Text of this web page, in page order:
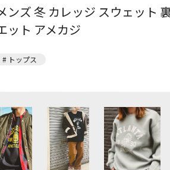
ンズ 冬 カレッジ スウェット
ット アメカジ
# トップス